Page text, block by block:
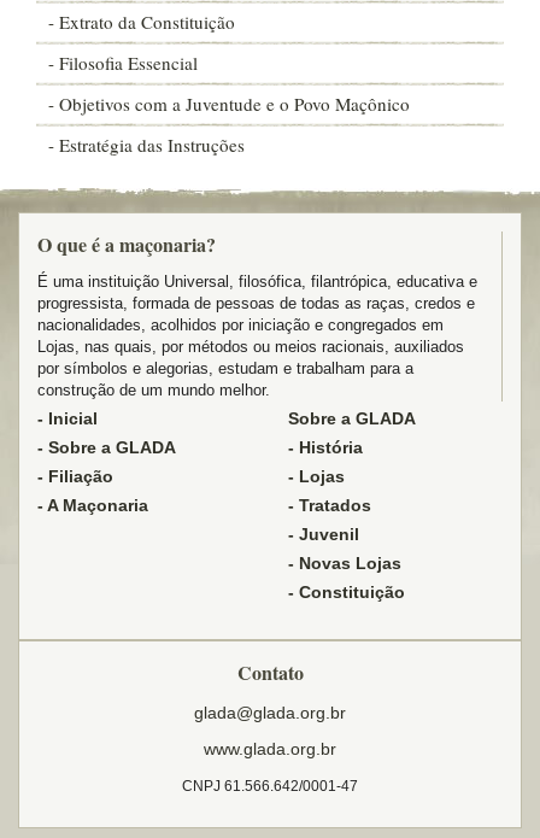
- Extrato da Constituição
- Filosofia Essencial
- Objetivos com a Juventude e o Povo Maçônico
- Estratégia das Instruções
O que é a maçonaria?
É uma instituição Universal, filosófica, filantrópica, educativa e
progressista, formada de pessoas de todas as raças, credos e
nacionalidades, acolhidos por iniciação e congregados em
Lojas, nas quais, por métodos ou meios racionais, auxiliados
por símbolos e alegorias, estudam e trabalham para a
construção de um mundo melhor.
- Inicial
- Sobre a GLADA
- Filiação
- A Maçonaria
Sobre a GLADA
- História
- Lojas
- Tratados
- Juvenil
- Novas Lojas
- Constituição
Contato
glada@glada.org.br
www.glada.org.br
CNPJ 61.566.642/0001-47